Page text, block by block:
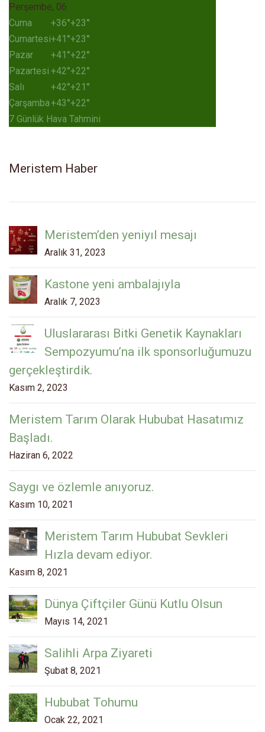
Perşembe, 06
Cuma
+36°+23°
Cumartesi+41°+23°
Pazar
+41°+22°
Pazartesi +42°+22°
Salı
+42°+21°
Çarşamba+43°+22°
7 Günlük Hava Tahmini
Meristem Haber
Meristem’den yeniyıl mesajı
Aralık 31, 2023
Kastone yeni ambalajıyla
Aralık 7, 2023
Uluslararası Bitki Genetik Kaynakları
Sempozyumu’na ilk sponsorluğumuzu
gerçekleştirdik.
Kasım 2, 2023
Meristem Tarım Olarak Hububat Hasatımız
Başladı.
Haziran 6, 2022
Saygı ve özlemle anıyoruz.
Kasım 10, 2021
Meristem Tarım Hububat Sevkleri
Hızla devam ediyor.
Kasım 8, 2021
Dünya Çiftçiler Günü Kutlu Olsun
Mayıs 14, 2021
Salihli Arpa Ziyareti
Şubat 8, 2021
Hububat Tohumu
Ocak 22, 2021